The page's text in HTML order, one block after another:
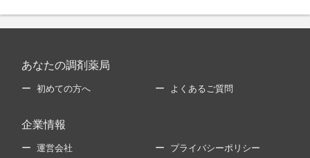
あなたの調剤薬局
初めての方へ よくあるご質問
企業情報
運営会社 プライバシーポリシー